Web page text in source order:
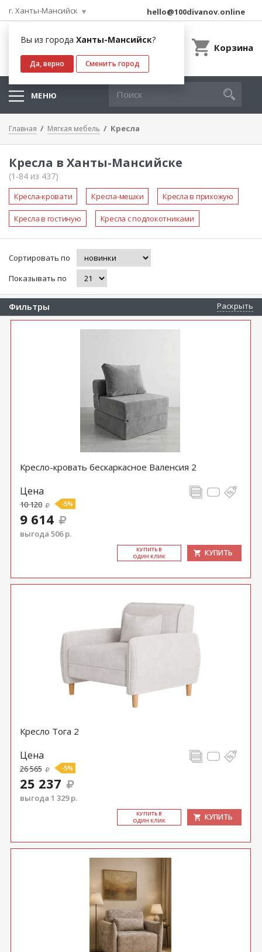
г. Ханты-Мансийск
Вы из города Ханты-Мансийск?
Да, верно Сменить город
hello@100divanov.online
Корзина
МЕНЮ
Главная Мягкая мебель Кресла
Кресла в Ханты-Мансийске
(1-84 из 437)
Кресла-кровати Кресла-мешки Кресла в прихожую
Кресла в гостиную Кресла с подлокотниками
Сортировать по
Показывать по
Фильтры Раскрыть
Кресло-кровать бескаркасное Валенсия 2
Цена
10 120 -5%
9 614
выгода 506 р.
КУ­ПИТЬ В
ОДИН КЛИК
КУПИТЬ
Кресло Тога 2
Цена
26 565 -5%
25 237
выгода 1 329 р.
КУ­ПИТЬ В
ОДИН КЛИК
КУПИТЬ